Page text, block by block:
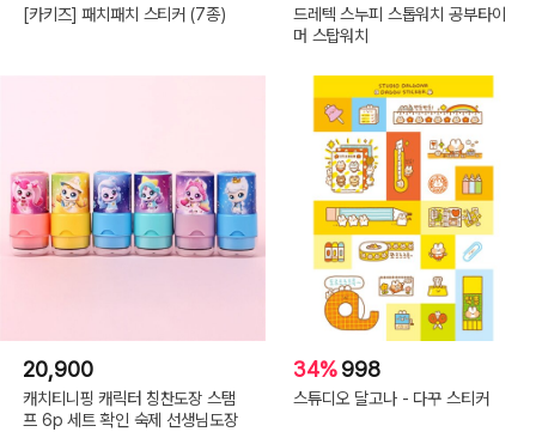
[카키즈] 패치패치 스티커 (7종)
드레텍 스누피 스톱워치 공부타이
머 스탑워치
20,900
캐치티니핑 캐릭터 칭찬도장 스탬
프 6p 세트 확인 숙제 선생님도장
34%998
스튜디오 달고나 - 다꾸 스티커